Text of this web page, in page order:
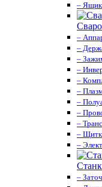
–
–
–
–
–
–
–
–
–
–
–
–
–